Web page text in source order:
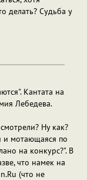
делать? Судьба у
Кантата на
Лебедева.
Ну как?
и мотающаяся по
на конкурс?". В
что намек на
(что не